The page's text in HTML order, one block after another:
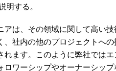
明する。
は、その領域に関して高い技
社内の他のプロジェクトへ
ます。このように弊社では
ワーシップやオーナーシップ